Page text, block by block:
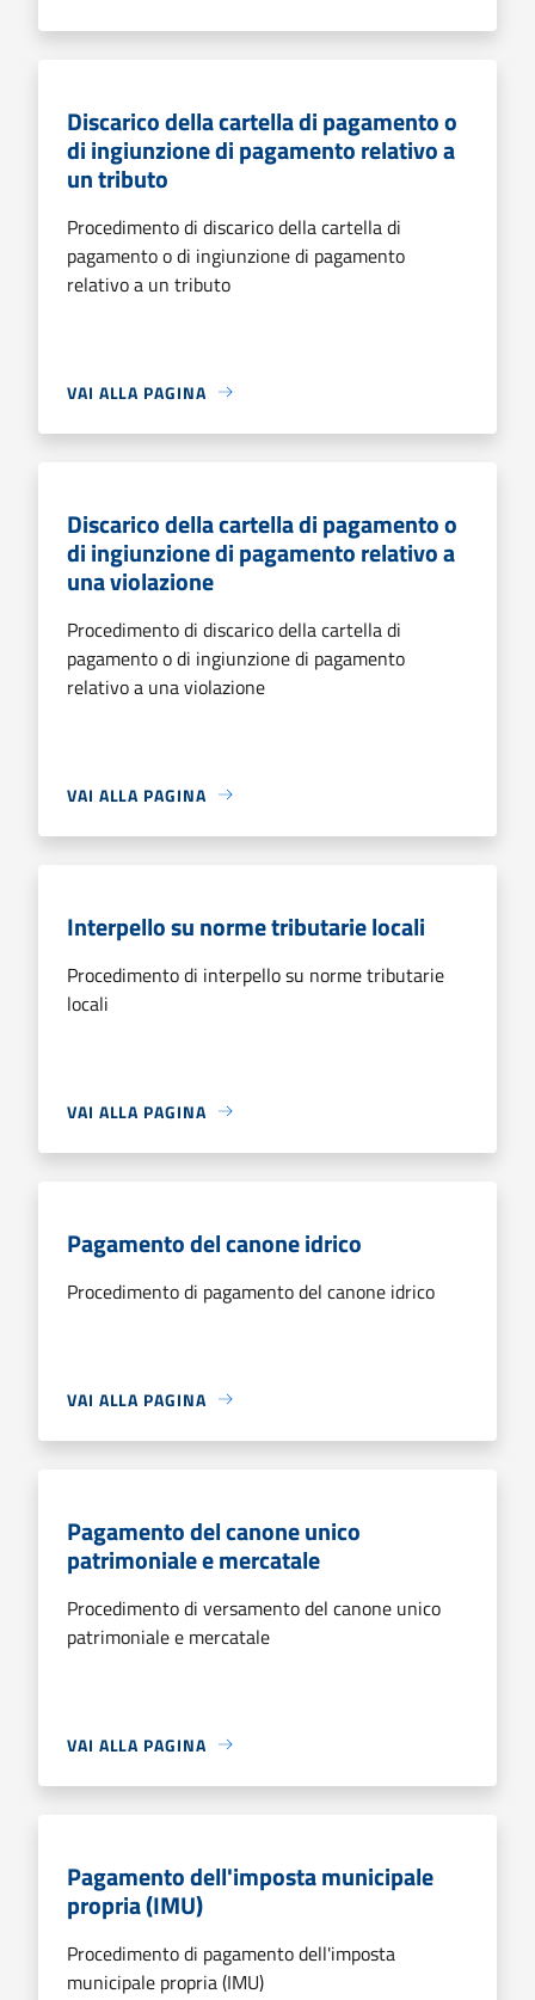
Discarico della cartella di pagamento o
di ingiunzione di pagamento relativo a
un tributo
Procedimento di discarico della cartella di
pagamento o di ingiunzione di pagamento
relativo a un tributo
VAI ALLA PAGINA
Discarico della cartella di pagamento o
di ingiunzione di pagamento relativo a
una violazione
Procedimento di discarico della cartella di
pagamento o di ingiunzione di pagamento
relativo a una violazione
VAI ALLA PAGINA
Interpello su norme tributarie locali
Procedimento di interpello su norme tributarie
locali
VAI ALLA PAGINA
Pagamento del canone idrico
Procedimento di pagamento del canone idrico
VAI ALLA PAGINA
Pagamento del canone unico
patrimoniale e mercatale
Procedimento di versamento del canone unico
patrimoniale e mercatale
VAI ALLA PAGINA
Pagamento dell'imposta municipale
propria (IMU)
Procedimento di pagamento dell'imposta
municipale propria (IMU)